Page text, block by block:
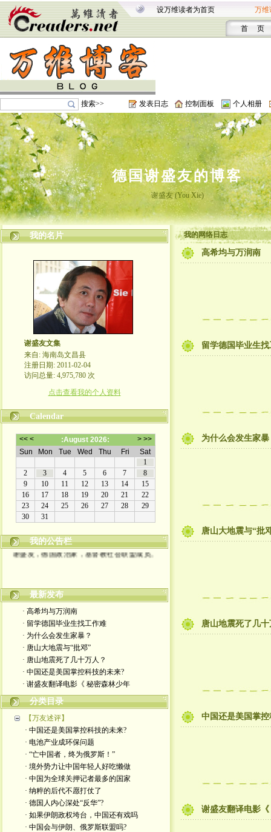
设万维读者为首页 万维
首 页
搜索>> 发表日志 控制面板 个人相册
德国谢盛友的博客
谢盛友 (You Xie)
我的名片
谢盛友文集
来自: 海南岛文昌县
注册日期: 2011-02-04
访问总量: 4,975,780 次
点击查看我的个人资料
Calendar
我的公告栏
谢盛友，德国政治家，基督教社会联盟成员。
最新发布
· 高希均与万润南
· 留学德国毕业生找工作难
· 为什么会发生家暴？
· 唐山大地震与“批邓”
· 唐山地震死了几十万人？
· 中国还是美国掌控科技的未来?
· 谢盛友翻译电影《 秘密森林少年
分类目录
【万友述评】
· 中国还是美国掌控科技的未来?
· 电池产业成环保问题
· “亡中国者，终为俄罗斯！”
· 境外势力让中国年轻人好吃懒做
· 中国为全球关押记者最多的国家
· 纳粹的后代不愿打仗了
· 德国人内心深处“反华”?
· 如果伊朗政权垮台，中国还有戏吗
· 中国会与伊朗、俄罗斯联盟吗?
我的网络日志
高希均与万润南
留学德国毕业生
为什么会发生家暴
唐山大地震与“批
唐山地震死了几
中国还是美国掌
谢盛友翻译电影